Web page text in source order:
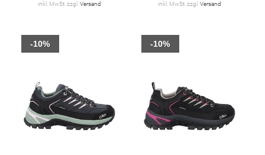
inkl. MwSt. zzgl. Versand inkl. MwSt. zzgl. Versand
-10% -10%